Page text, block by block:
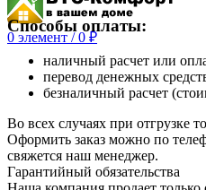
0 элемент / 0 ₽
Способы оплаты:
наличный расчет или
перевод денежных
безналичный расчет
Во всех случаях при отгрузке
Оформить заказ можно по
свяжется наш менеджер.
Гарантийный обязательства